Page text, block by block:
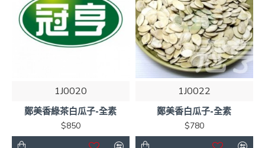
1J0020
鄭美香綠茶白瓜子-全素
$850
1J0022
鄭美香白瓜子-全素
$780